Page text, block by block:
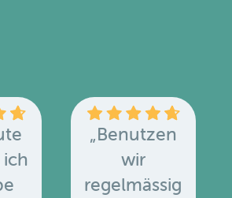
„Benutzen
wir
regelmässig